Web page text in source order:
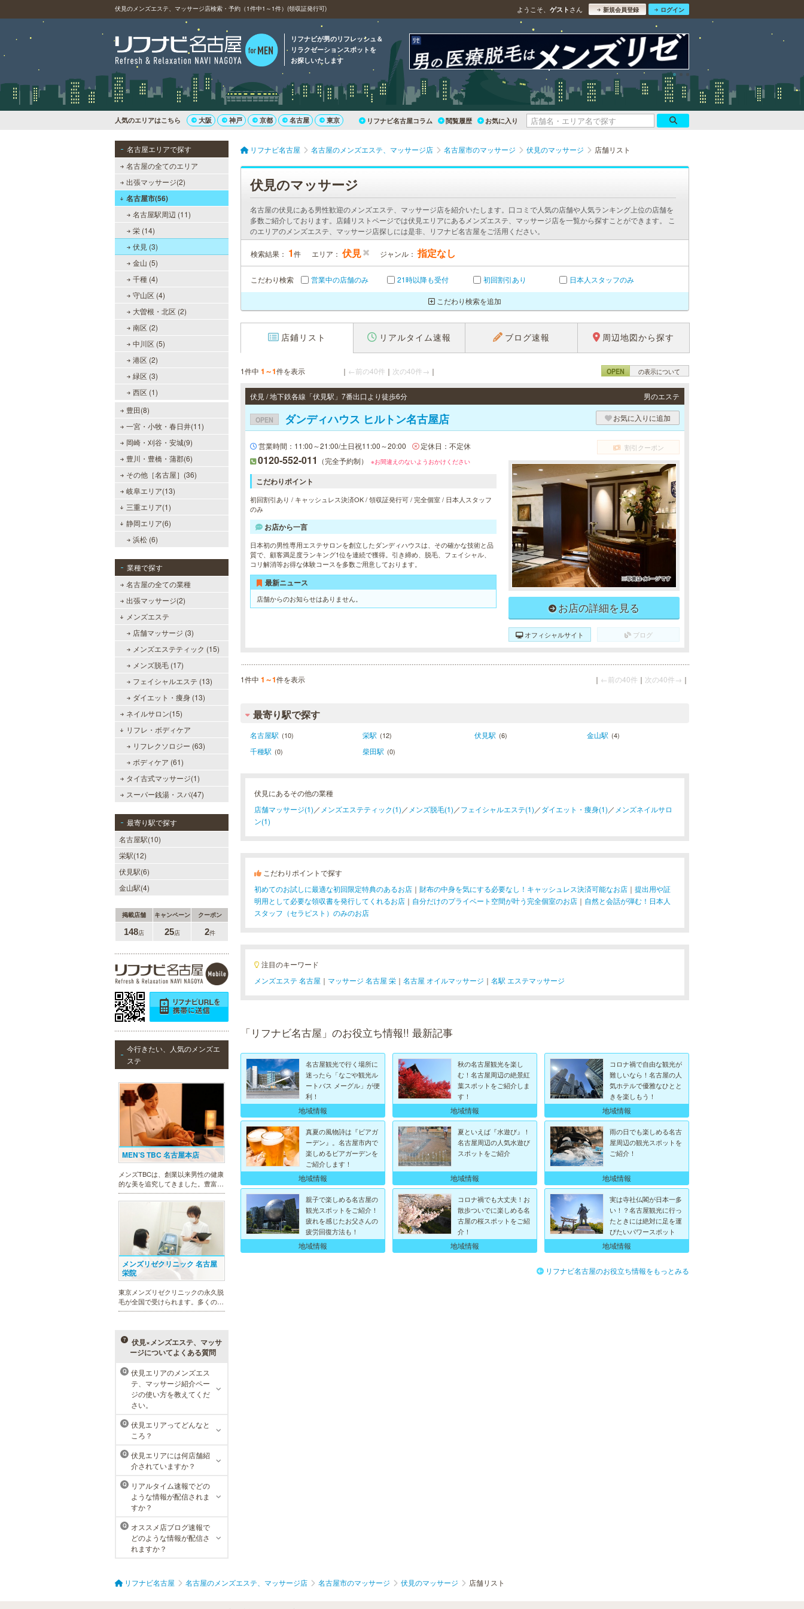
伏見のメンズエステ、マッサージ店検索・予約（1件中1～1件）(領収証発行可) ようこそ、 ゲスト さん 新規会員登録 ログイン
リフナビが男のリフレッシュ＆
リラクゼーションスポットを
お探しいたします
人気のエリアはこちら 大阪 神戸 京都 名古屋 東京 リフナビ名古屋コラム 閲覧履歴 お気に入り
名古屋エリアで探す
名古屋の全てのエリア
出張マッサージ(2)
名古屋市(56)
名古屋駅周辺 (11)
栄 (14)
伏見 (3)
金山 (5)
千種 (4)
守山区 (4)
大曽根・北区 (2)
南区 (2)
中川区 (5)
港区 (2)
緑区 (3)
西区 (1)
豊田(8)
一宮・小牧・春日井(11)
岡崎・刈谷・安城(9)
豊川・豊橋・蒲郡(6)
その他［名古屋］(36)
岐阜エリア(13)
三重エリア(1)
静岡エリア(6)
浜松 (6)
業種で探す
名古屋の全ての業種
出張マッサージ(2)
メンズエステ
店舗マッサージ (3)
メンズエステティック (15)
メンズ脱毛 (17)
フェイシャルエステ (13)
ダイエット・痩身 (13)
ネイルサロン(15)
リフレ・ボディケア
リフレクソロジー (63)
ボディケア (61)
タイ古式マッサージ(1)
スーパー銭湯・スパ(47)
最寄り駅で探す
名古屋駅(10)
栄駅(12)
伏見駅(6)
金山駅(4)
掲載店舗 キャンペーン クーポン
148店 25店 2件
今行きたい、人気のメンズエ
ステ
MEN’S TBC 名古屋本店
メンズTBCは、創業以来男性の健康
的な美を追究してきました。豊富な
脱毛メニューを始め、フェイシャル
ケア、下腹引き締め等、各種お得な
体験コースを取り揃えています。選
べる種類の多さで初めての方も安心
です。
メンズリゼクリニック 名古屋
栄院
東京メンズリゼクリニックの永久脱
毛が全国で受けられます。多くの男
性患者様にご支持頂き、新宿1院か
展開するクリニックになりました。
ラ・パルレ 名古屋本店
ラ・パルレでは、内側からも外側か
らも健康的に美しく男性をサポー
ト。脱メタボリックやダイエット、
マッチョコースやにきび内外コー
ス、アロマトリートメント等多彩な
メニューをご用意。お得な体験コー
スも多数！
伏見×メンズエステ、マッサ
ージについてよくある質問
Q
伏見エリアのメンズエス
テ、マッサージ紹介ペー
ジの使い方を教えてくだ
さい。
Q
伏見エリアってどんなと
ころ？
Q
伏見エリアには何店舗紹
介されていますか？
Q
リアルタイム速報でどの
ような情報が配信されま
すか？
Q
オススメ店ブログ速報で
どのような情報が配信さ
れますか？
リフナビ名古屋 名古屋のメンズエステ、マッサージ店 名古屋市のマッサージ 伏見のマッサージ 店舗リスト
伏見のマッサージ
名古屋の伏見にある男性歓迎のメンズエステ、マッサージ店を紹介いたします。口コミで人気の店舗や人気ランキング上位の店舗を
多数ご紹介しております。店鋪リストページでは伏見エリアにあるメンズエステ、マッサージ店を一覧から探すことができます。 こ
のエリアのメンズエステ、マッサージ店探しには是非、リフナビ名古屋をご活用ください。
検索結果： 1件 エリア： 伏見 ジャンル： 指定なし
こだわり検索 営業中の店舗のみ 21時以降も受付 初回割引あり 日本人スタッフのみ
こだわり検索を追加
店鋪リスト リアルタイム速報 ブログ速報 周辺地図から探す
1件中 1～1件を表示 ｜ ←前の40件 ｜ 次の40件→ ｜ OPEN の表示について
伏見 / 地下鉄各線「伏見駅」7番出口より徒歩6分 男のエステ
OPEN ダンディハウス ヒルトン名古屋店 お気に入りに追加
営業時間：11:00～21:00/土日祝11:00～20:00 定休日：不定休
0120-552-011 （完全予約制） ※お間違えのないようおかけください
こだわりポイント
初回割引あり / キャッシュレス決済OK / 領収証発行可 / 完全個室 / 日本人スタッフ
のみ
お店から一言
日本初の男性専用エステサロンを創立したダンディハウスは、その確かな技術と品
質で、顧客満足度ランキング1位を連続で獲得。引き締め、脱毛、フェイシャル、
コリ解消等お得な体験コースを多数ご用意しております。
最新ニュース
店舗からのお知らせはありません。
割引クーポン
お店の詳細を見る
オフィシャルサイト ブログ
1件中 1～1件を表示 ｜ ←前の40件 ｜ 次の40件→ ｜
最寄り駅で探す
名古屋駅 (10) 栄駅 (12) 伏見駅 (6) 金山駅 (4)
千種駅 (0) 柴田駅 (0)
伏見にあるその他の業種
店舗マッサージ(1) ／ メンズエステティック(1) ／ メンズ脱毛(1) ／フェイシャルエステ(1) ／ダイエット・痩身(1) ／ メンズネイルサロ
ン(1)
こだわりポイントで探す
初めてのお試しに最適な初回限定特典のあるお店 ｜ 財布の中身を気にする必要なし！キャッシュレス決済可能なお店 ｜ 提出用や証
明用として必要な領収書を発行してくれるお店 ｜ 自分だけのプライベート空間が叶う完全個室のお店 ｜ 自然と会話が弾む！日本人
スタッフ（セラピスト）のみのお店
注目のキーワード
メンズエステ 名古屋 ｜ マッサージ 名古屋 栄 ｜ 名古屋 オイルマッサージ ｜ 名駅 エステマッサージ
「リフナビ名古屋」のお役立ち情報!! 最新記事
名古屋観光で行く場所に
迷ったら「なごや観光ル
ートバス メーグル」が便
利！
地域情報
秋の名古屋観光を楽し
む！名古屋周辺の絶景紅
葉スポットをご紹介しま
す！
地域情報
コロナ禍で自由な観光が
難しいなら！名古屋の人
気ホテルで優雅なひとと
きを楽しもう！
地域情報
真夏の風物詩は『ビアガ
ーデン』。名古屋市内で
楽しめるビアガーデンを
ご紹介します！
地域情報
夏といえば『水遊び』！
名古屋周辺の人気水遊び
スポットをご紹介
地域情報
雨の日でも楽しめる名古
屋周辺の観光スポットを
ご紹介！
地域情報
親子で楽しめる名古屋の
観光スポットをご紹介！
疲れを感じたお父さんの
疲労回復方法も！
地域情報
コロナ禍でも大丈夫！お
散歩ついでに楽しめる名
古屋の桜スポットをご紹
介！
地域情報
実は寺社仏閣が日本一多
い！？名古屋観光に行っ
たときには絶対に足を運
びたいパワースポット
地域情報
リフナビ名古屋のお役立ち情報をもっとみる
リフナビ名古屋 名古屋のメンズエステ、マッサージ店 名古屋市のマッサージ 伏見のマッサージ 店舗リスト